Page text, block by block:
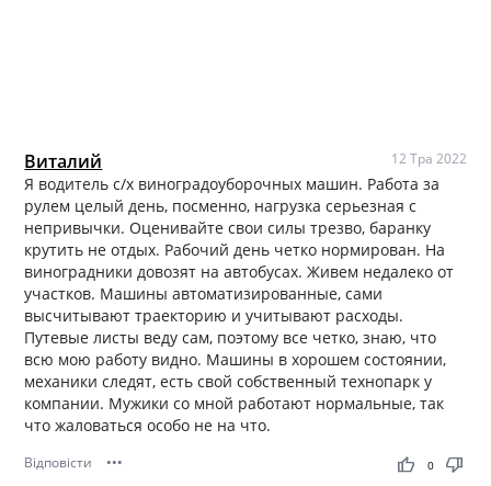
Виталий 12 Тра 2022
Я водитель с/х виноградоуборочных машин. Работа за
рулем целый день, посменно, нагрузка серьезная с
непривычки. Оценивайте свои силы трезво, баранку
крутить не отдых. Рабочий день четко нормирован. На
виноградники довозят на автобусах. Живем недалеко от
участков. Машины автоматизированные, сами
высчитывают траекторию и учитывают расходы.
Путевые листы веду сам, поэтому все четко, знаю, что
всю мою работу видно. Машины в хорошем состоянии,
механики следят, есть свой собственный технопарк у
компании. Мужики со мной работают нормальные, так
что жаловаться особо не на что.
Відповісти ••• thumb_up thumb_down
0